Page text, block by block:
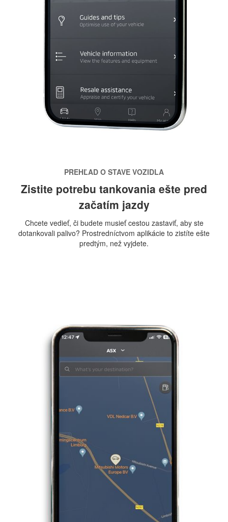
PREHĽAD O STAVE VOZIDLA
Zistite potrebu tankovania ešte pred
začatím jazdy
Chcete vedieť, či budete musieť cestou zastaviť, aby ste
dotankovali palivo? Prostredníctvom aplikácie to zistíte ešte
predtým, než vyjdete.